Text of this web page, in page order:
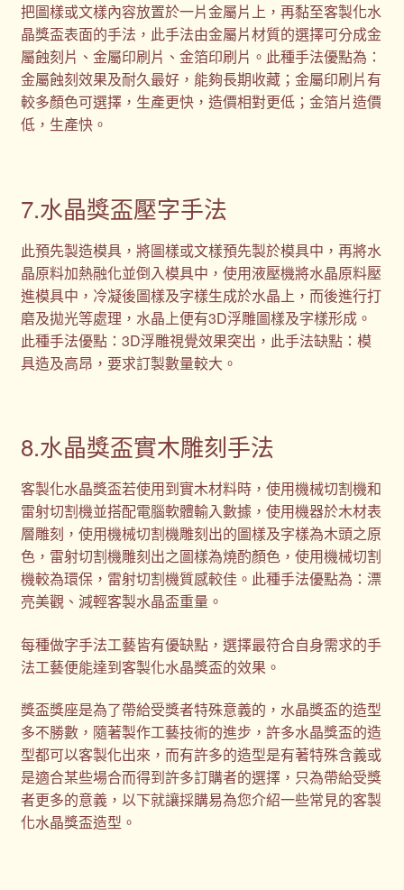
把圖樣或文樣內容放置於一片金屬片上，再黏至客製化水
晶獎盃表面的手法，此手法由金屬片材質的選擇可分成金
屬蝕刻片、金屬印刷片、金箔印刷片。此種手法優點為：
金屬蝕刻效果及耐久最好，能夠長期收藏；金屬印刷片有
較多顏色可選擇，生產更快，造價相對更低；金箔片造價
低，生產快。
7.水晶獎盃壓字手法
此預先製造模具，將圖樣或文樣預先製於模具中，再將水
晶原料加熱融化並倒入模具中，使用液壓機將水晶原料壓
進模具中，冷凝後圖樣及字樣生成於水晶上，而後進行打
磨及拋光等處理，水晶上便有3D浮雕圖樣及字樣形成。
此種手法優點：3D浮雕視覺效果突出，此手法缺點：模
具造及高昂，要求訂製數量較大。
8.水晶獎盃實木雕刻手法
客製化水晶獎盃若使用到實木材料時，使用機械切割機和
雷射切割機並搭配電腦軟體輸入數據，使用機器於木材表
層雕刻，使用機械切割機雕刻出的圖樣及字樣為木頭之原
色，雷射切割機雕刻出之圖樣為燒酌顏色，使用機械切割
機較為環保，雷射切割機質感較佳。此種手法優點為：漂
亮美觀、減輕客製水晶盃重量。
每種做字手法工藝皆有優缺點，選擇最符合自身需求的手
法工藝便能達到客製化水晶獎盃的效果。
獎盃獎座是為了帶給受獎者特殊意義的，水晶獎盃的造型
多不勝數，隨著製作工藝技術的進步，許多水晶獎盃的造
型都可以客製化出來，而有許多的造型是有著特殊含義或
是適合某些場合而得到許多訂購者的選擇，只為帶給受獎
者更多的意義，以下就讓採購易為您介紹一些常見的客製
化水晶獎盃造型。